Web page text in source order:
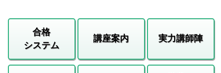
合格
システム
講座案内 実力講師陣